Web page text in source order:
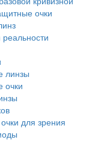
очки
реальности
линзы
очки
для зрения